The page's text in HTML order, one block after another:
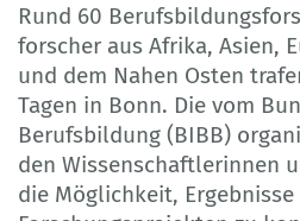
Rund 60
forscher aus Afrika, Asien,
und dem Nahen Osten
Tagen in Bonn. Die vom
Berufsbildung (BIBB)
den Wissenschaftlerinnen
die Möglichkeit, Ergebnisse